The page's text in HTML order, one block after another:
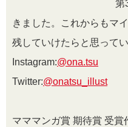
第
きました。これからもマ
残していけたらと思ってい
Instagram:@ona.tsu
Twitter:@onatsu_illust
マママンガ賞 期待賞 受賞